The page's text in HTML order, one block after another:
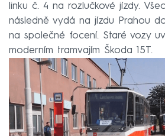
linku č. 4 na rozlučkové jízdy.
následně vydá na jízdu Prahou
na společné focení. Staré vozy
moderním tramvajím Škoda 15T.